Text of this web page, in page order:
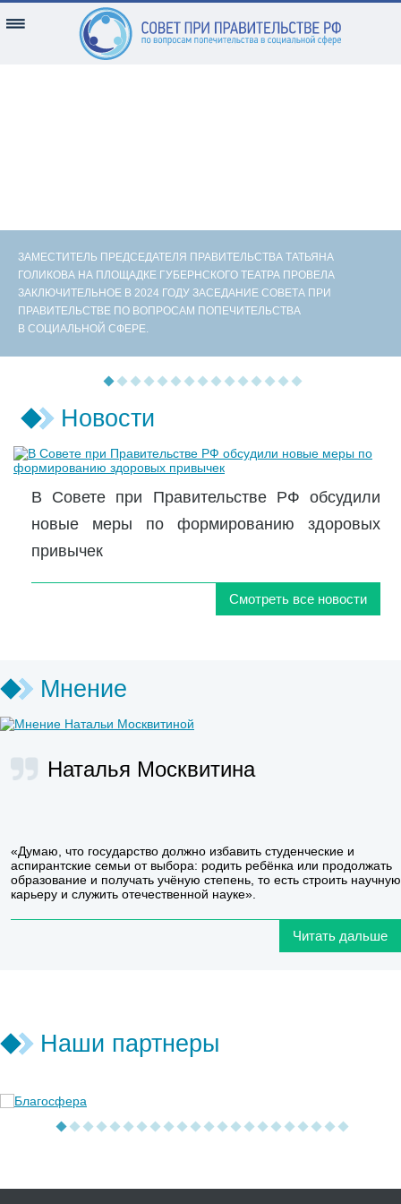
ЗАМЕСТИТЕЛЬ ПРЕДСЕДАТЕЛЯ ПРАВИТЕЛЬСТВА ТАТЬЯНА
ГОЛИКОВА НА ПЛОЩАДКЕ ГУБЕРНСКОГО ТЕАТРА ПРОВЕЛА
ЗАКЛЮЧИТЕЛЬНОЕ В 2024 ГОДУ ЗАСЕДАНИЕ СОВЕТА ПРИ
ПРАВИТЕЛЬСТВЕ ПО ВОПРОСАМ ПОПЕЧИТЕЛЬСТВА
В СОЦИАЛЬНОЙ СФЕРЕ.
Новости
В Совете при Правительстве РФ обсудили
новые меры по формированию здоровых
привычек
Смотреть все новости
Мнение
Наталья Москвитина
«Думаю, что государство должно избавить студенческие и
аспирантские семьи от выбора: родить ребёнка или продолжать
образование и получать учёную степень, то есть строить научную
карьеру и служить отечественной науке».
Читать дальше
Наши партнеры